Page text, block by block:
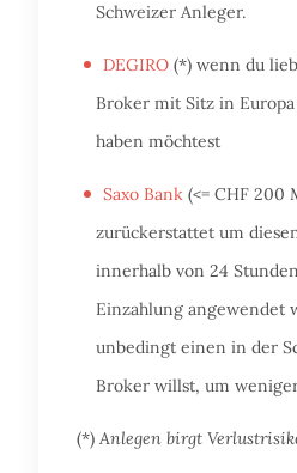
Schweizer Anleger.
DEGIRO (*) wenn du
Broker mit Sitz in
haben möchtest
Saxo Bank (<= CHF 200
zurückerstattet um
innerhalb von 24
Einzahlung angewendet
unbedingt einen in der
Broker willst, um
(*) Anlegen birgt